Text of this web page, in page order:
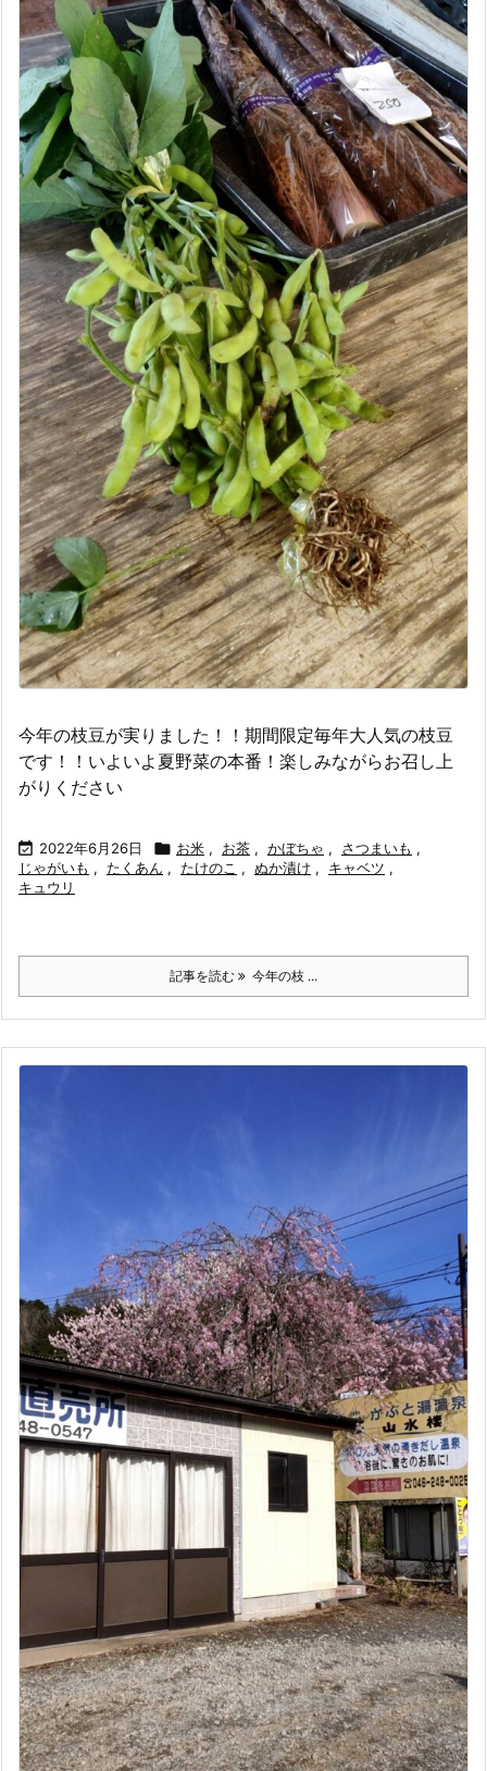
今年の枝豆が実りました！！期間限定毎年大人気の枝豆
です！！いよいよ夏野菜の本番！楽しみながらお召し上
がりください
 2022年6月26日  お米 , お茶 , かぼちゃ , さつまいも ,
じゃがいも , たくあん , たけのこ , ぬか漬け , キャベツ ,
キュウリ
記事を読む 今年の枝 ...